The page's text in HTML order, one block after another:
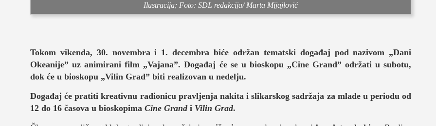
moda i stil
organizacije
konkursi
fakulteti
studentski život
Ilustracija; Foto: SDL redakcija/ Marta Mijajlović
Tokom vikenda, 30. novembra i 1. decembra biće održan tematski događaj pod nazivom „Dani
Okeanije” uz animirani film „Vajana”. Događaj će se u bioskopu „Cine Grand” održati u subotu,
dok će u bioskopu „Vilin Grad” biti realizovan u nedelju.
Događaj će pratiti kreativnu radionicu pravljenja nakita i slikarskog sadržaja za mlade u periodu od
12 do 16 časova u bioskopima Cine Grandi Vilin Grad.